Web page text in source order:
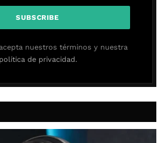
nuestros términos y nuestra
política de privacidad.